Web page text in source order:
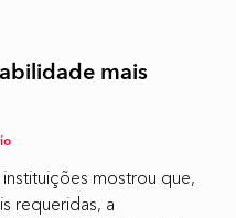
mais
mostrou que,
requeridas, a